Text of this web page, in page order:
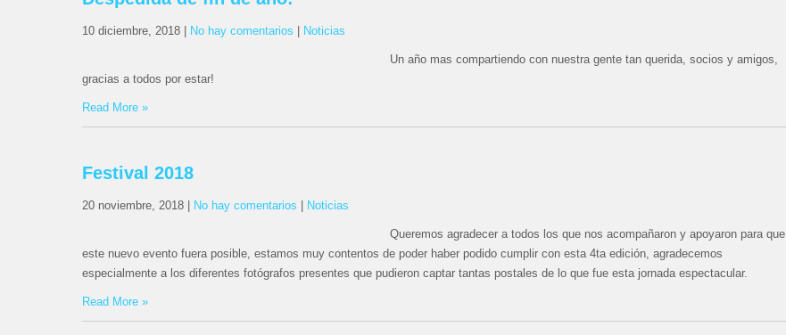
10 diciembre, 2018 No hay comentarios Noticias
Un año mas compartiendo con nuestra gente tan querida, socios y amigos,
gracias a todos por estar!
Read More »
Festival 2018
20 noviembre, 2018 No hay comentarios Noticias
Queremos agradecer a todos los que nos acompañaron y apoyaron para que
este nuevo evento fuera posible, estamos muy contentos de poder haber podido cumplir con esta 4ta edición, agradecemos
especialmente a los diferentes fotógrafos presentes que pudieron captar tantas postales de lo que fue esta jornada espectacular.
Read More »